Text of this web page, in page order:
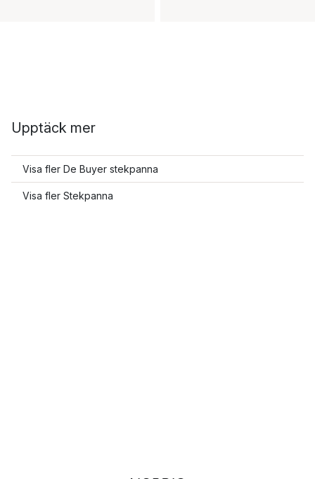
Upptäck mer
Visa fler De Buyer stekpanna
Visa fler Stekpanna